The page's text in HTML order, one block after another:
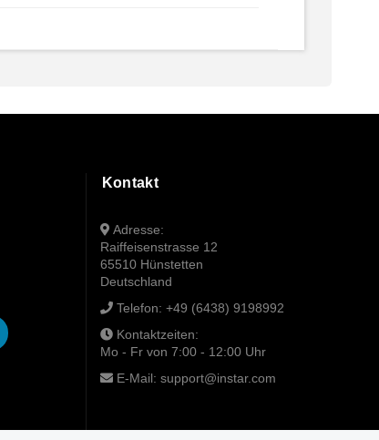
Kontakt
Adresse:
Raiffeisenstrasse 12
65510 Hünstetten
Deutschland
Telefon: +49 (6438) 9198992
Kontaktzeiten:
Mo - Fr von 7:00 - 12:00 Uhr
E-Mail: support@instar.com